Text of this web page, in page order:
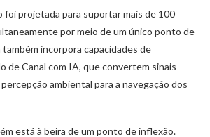
projetada para suportar mais de 100
por meio de um único ponto de
incorpora capacidades de
de Canal com IA, que convertem sinais
ambiental para a navegação dos
está à beira de um ponto de inflexão.